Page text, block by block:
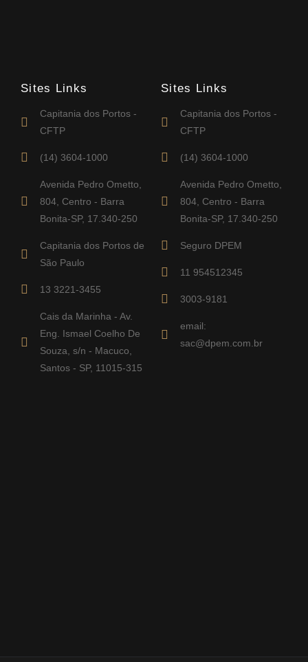
Sites Links
Capitania dos Portos -
CFTP
(14) 3604-1000
Avenida Pedro Ometto,
804, Centro - Barra
Bonita-SP, 17.340-250
Capitania dos Portos de
São Paulo
13 3221-3455
Cais da Marinha - Av.
Eng. Ismael Coelho De
Souza, s/n - Macuco,
Santos - SP, 11015-315
Sites Links
Capitania dos Portos -
CFTP
(14) 3604-1000
Avenida Pedro Ometto,
804, Centro - Barra
Bonita-SP, 17.340-250
Seguro DPEM
11 954512345
3003-9181
email:
sac@dpem.com.br